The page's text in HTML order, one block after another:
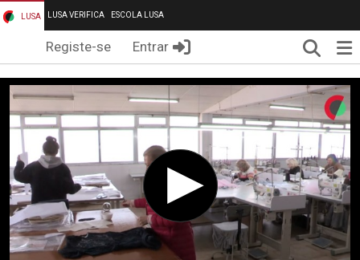
LUSA LUSA VERIFICA ESCOLA LUSA
Registe-se Entrar